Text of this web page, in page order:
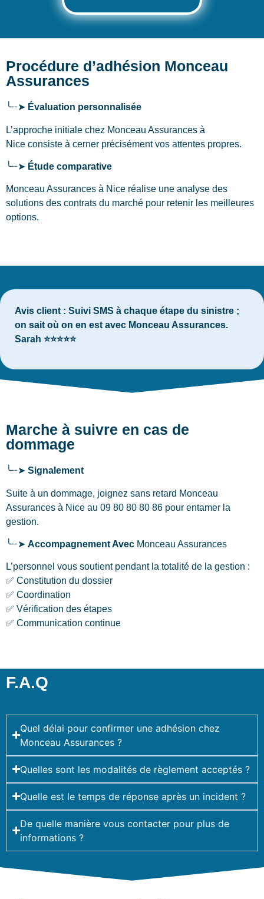
Procédure d’adhésion Monceau
Assurances
╰┈➤ Évaluation personnalisée
L’approche initiale chez Monceau Assurances à
Nice consiste à cerner précisément vos attentes propres.
╰┈➤ Étude comparative
Monceau Assurances à Nice réalise une analyse des
solutions des contrats du marché pour retenir les meilleures
options.
Avis client : Suivi SMS à chaque étape du sinistre ;
on sait où on en est avec Monceau Assurances.
Sarah ⭐⭐⭐⭐⭐
Marche à suivre en cas de
dommage
╰┈➤ Signalement
Suite à un dommage, joignez sans retard Monceau
Assurances à Nice au 09 80 80 80 86 pour entamer la
gestion.
╰┈➤ Accompagnement Avec Monceau Assurances
L’personnel vous soutient pendant la totalité de la gestion :
✅ Constitution du dossier
✅ Coordination
✅ Vérification des étapes
✅ Communication continue
F.A.Q
Quel délai pour confirmer une adhésion chez
Monceau Assurances ?
Quelles sont les modalités de règlement acceptés ?
Quelle est le temps de réponse après un incident ?
De quelle manière vous contacter pour plus de
informations ?